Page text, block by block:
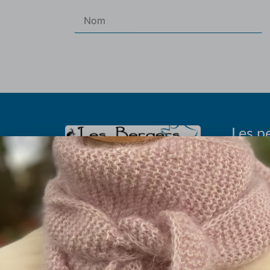
Olivier et Marielle Chautard
Ferme de Rouzaud (sur RDV)
09100 St Victor Rouzaud
09.75.99.11.94
Les
Les
Histoire du
Taille à
Les fils
La